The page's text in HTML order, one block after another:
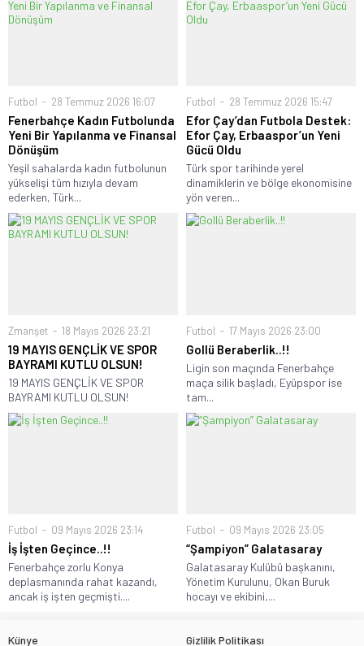
Futbol 28 Temmuz 2026 16:07
Fenerbahçe Kadın Futbolunda
Yeni Bir Yapılanma ve Finansal
Dönüşüm
Yeşil sahalarda kadın futbolunun
yükselişi tüm hızıyla devam
ederken, Türk...
Futbol 28 Temmuz 2026 15:47
Efor Çay’dan Futbola Destek:
Efor Çay, Erbaaspor’un Yeni
Gücü Oldu
Türk spor tarihinde yerel
dinamiklerin ve bölge ekonomisine
yön veren...
Zmanşet 18 Mayıs 2026 23:21
19 MAYIS GENÇLİK VE SPOR
BAYRAMI KUTLU OLSUN!
19 MAYIS GENÇLİK VE SPOR
BAYRAMI KUTLU OLSUN!
Futbol 17 Mayıs 2026 23:00
Gollü Beraberlik..!!
Ligin son maçında Fenerbahçe
maça silik başladı, Eyüpspor ise
tam...
Futbol 09 Mayıs 2026 23:14
İş İşten Geçince..!!
Fenerbahçe zorlu Konya
deplasmanında rahat kazandı,
ancak iş işten geçmişti....
Futbol 09 Mayıs 2026 23:05
“Şampiyon” Galatasaray
Galatasaray Kulübü başkanını,
Yönetim Kurulunu, Okan Buruk
hocayı ve ekibini,...
Künye Gizlilik Politikası